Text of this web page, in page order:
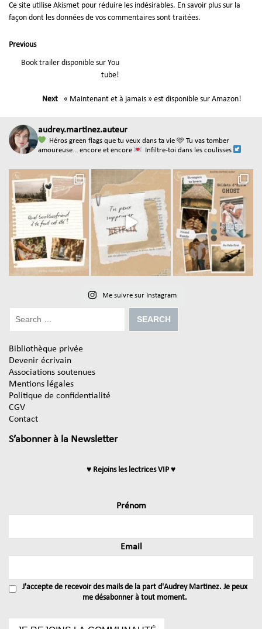
Ce site utilise Akismet pour réduire les indésirables. En savoir plus sur la
façon dont les données de vos commentaires sont traitées.
Previous
Book trailer disponible sur You
tube!
Next « Maintenant et à jamais » est disponible sur Amazon!
audrey.martinez.auteur
Héros green flags que tu veux dans ta vie 🩵 Tu vas tomber
amoureuse... encore et encore
Infiltre-toi dans les coulisses
Me suivre sur Instagram
Bibliothèque privée
Devenir écrivain
Associations soutenues
Mentions légales
Politique de confidentialité
CGV
Contact
S’abonner à la Newsletter
♥ Rejoins les lectrices VIP ♥
Prénom
Email
J'accepte de recevoir des mails de la part d'Audrey Martinez. Je peux
me désabonner à tout moment.